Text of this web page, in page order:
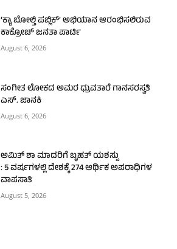
‘ಕ್ಯಾ ಬೋಲ್ತಿ ಪಬ್ಲಿಕ್’ ಅಭಿಯಾನ ಆರಂಭಿಸಲಿರುವ
ಕಾಕ್ರೋಚ್ ಜನತಾ ಪಾರ್ಟಿ
August 6, 2026
ಸಂಗೀತ ಲೋಕದ ಅಮರ ಧ್ರುವತಾರೆ ಗಾನಸರಸ್ವತಿ
ಎಸ್. ಜಾನಕಿ
August 6, 2026
ಅಮಿತ್ ಶಾ ಮಾದರಿಗೆ ಬೃಹತ್ ಯಶಸ್ಸು
: 5 ವರ್ಷಗಳಲ್ಲಿ ದೇಶಕ್ಕೆ 274 ಆರ್ಥಿಕ ಅಪರಾಧಿಗಳ
ವಾಪಸಾತಿ
August 5, 2026